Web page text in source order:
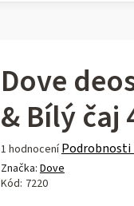
Dove
& Bílý čaj
Průměrné
hodnocení
produktu
1 hodnocení Podrobnosti
Značka: Dove
Kód: 7220